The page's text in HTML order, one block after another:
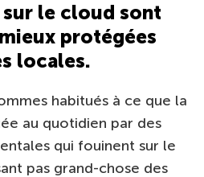
sur le cloud sont
protégées
locales.
habitués à ce que la
au quotidien par des
qui fouinent sur le
pas grand-chose des